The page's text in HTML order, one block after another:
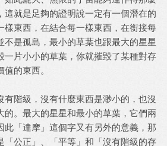
這就是足夠的證明說一定有一個潛在的
樣東西，在結合每一樣東西，在銜接每
不是孤島，最小的草葉也跟最大的星星
一片小小的草葉，你就摧毀了某種對存
的東西。
階級，沒有什麼東西是渺小的，也沒
的。最大的星星和最小的草葉，它們兩
此「達摩」這個字又有另外的意義，那
「公正」、「平等」和「沒有階級的存